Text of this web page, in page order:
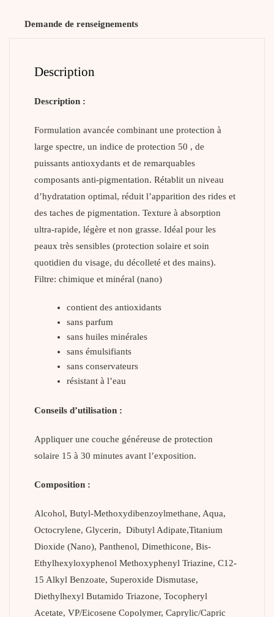
Demande de renseignements
Description
Description :
Formulation avancée combinant une protection à
large spectre, un indice de protection 50 , de
puissants antioxydants et de remarquables
composants anti-pigmentation. Rétablit un niveau
d’hydratation optimal, réduit l’apparition des rides et
des taches de pigmentation. Texture à absorption
ultra-rapide, légère et non grasse. Idéal pour les
peaux très sensibles (protection solaire et soin
quotidien du visage, du décolleté et des mains).
Filtre: chimique et minéral (nano)
contient des antioxidants
sans parfum
sans huiles minérales
sans émulsifiants
sans conservateurs
résistant à l’eau
Conseils d’utilisation :
Appliquer une couche généreuse de protection
solaire 15 à 30 minutes avant l’exposition.
Composition :
Alcohol, Butyl-Methoxydibenzoylmethane, Aqua,
Octocrylene, Glycerin, Dibutyl Adipate,Titanium
Dioxide (Nano), Panthenol, Dimethicone, Bis-
Ethylhexyloxyphenol Methoxyphenyl Triazine, C12-
15 Alkyl Benzoate, Superoxide Dismutase,
Diethylhexyl Butamido Triazone, Tocopheryl
Acetate, VP/Eicosene Copolymer, Caprylic/Capric